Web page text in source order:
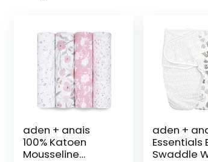
aden + anais
100% Katoen
Mousseline
aden +
Essentials
Swaddle